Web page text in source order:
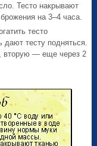
Тесто накрывают
на 3–4 часа.
тесто
тесту подняться.
вторую — еще через 2